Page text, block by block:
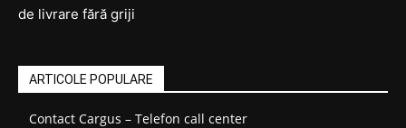
de livrare fără griji
ARTICOLE POPULARE
Contact Cargus – Telefon call center